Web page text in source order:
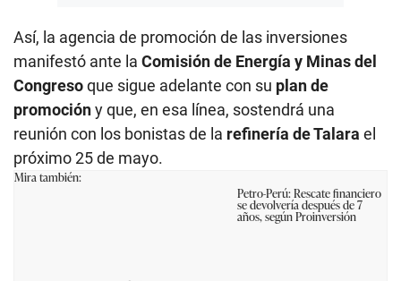
Así, la agencia de promoción de las inversiones
manifestó ante la Comisión de Energía y Minas del
Congresoque sigue adelante con su plan de
promocióny que, en esa línea, sostendrá una
reunión con los bonistas de la refinería de Talara el
próximo 25 de mayo.
Mira también:
Petro-Perú: Rescate financiero
se devolvería después de 7
años, según Proinversión